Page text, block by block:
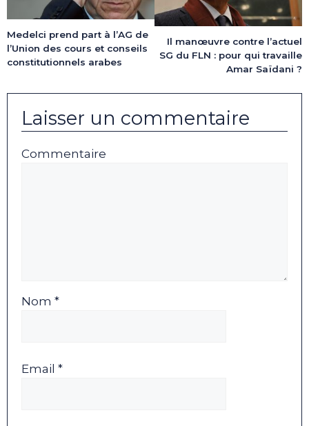
Medelci prend part à l’AG de
l’Union des cours et conseils
constitutionnels arabes
Il manœuvre contre l’actuel
SG du FLN : pour qui travaille
Amar Saïdani ?
Laisser un commentaire
Commentaire
Nom *
Email *